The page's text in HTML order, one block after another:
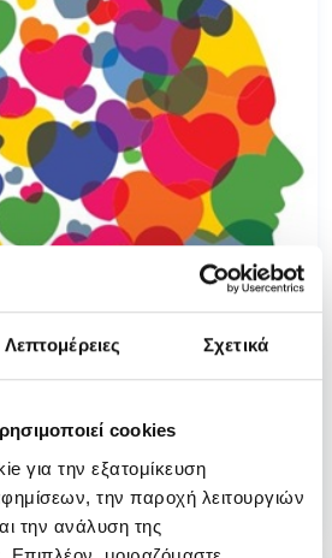
Λεπτομέρειες Σχετικά
cookies
για την εξατομίκευση
την παροχή λειτουργιών
την ανάλυση της